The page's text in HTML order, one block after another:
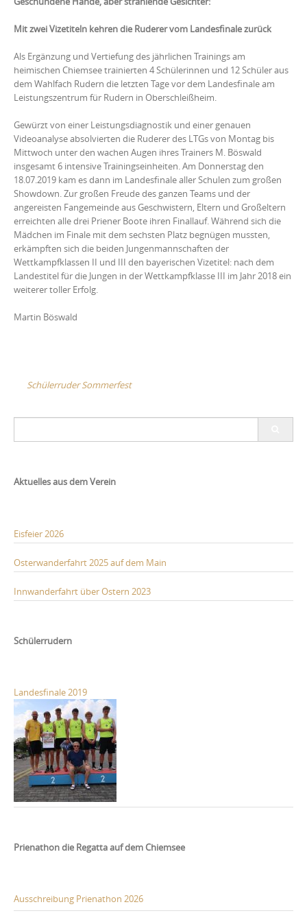
Mit zwei Vizetiteln kehren die Ruderer vom Landesfinale zurück
Als Ergänzung und Vertiefung des jährlichen Trainings am
heimischen Chiemsee trainierten 4 Schülerinnen und 12 Schüler aus
dem Wahlfach Rudern die letzten Tage vor dem Landesfinale am
Leistungszentrum für Rudern in Oberschleißheim.
Gewürzt von einer Leistungsdiagnostik und einer genauen
Videoanalyse absolvierten die Ruderer des LTGs von Montag bis
Mittwoch unter den wachen Augen ihres Trainers M. Böswald
insgesamt 6 intensive Trainingseinheiten. Am Donnerstag den
18.07.2019 kam es dann im Landesfinale aller Schulen zum großen
Showdown. Zur großen Freude des ganzen Teams und der
angereisten Fangemeinde aus Geschwistern, Eltern und Großeltern
erreichten alle drei Priener Boote ihren Finallauf. Während sich die
Mädchen im Finale mit dem sechsten Platz begnügen mussten,
erkämpften sich die beiden Jungenmannschaften der
Wettkampfklassen II und III den bayerischen Vizetitel: nach dem
Landestitel für die Jungen in der Wettkampfklasse III im Jahr 2018 ein
weiterer toller Erfolg.
Martin Böswald
Post
Schülerruder Sommerfest
Aktuelles aus dem Verein
Eisfeier 2026
Osterwanderfahrt 2025 auf dem Main
Innwanderfahrt über Ostern 2023
Schülerrudern
Landesfinale 2019
Prienathon die Regatta auf dem Chiemsee
Ausschreibung Prienathon 2026